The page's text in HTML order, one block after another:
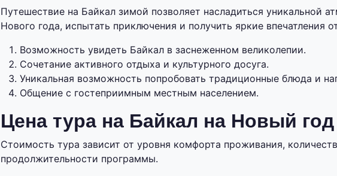
Путешествие на Байкал зимой позволяет насладиться уникальной
Нового года, испытать приключения и получить яркие впечатления
Возможность увидеть Байкал в заснеженном великолепии.
Сочетание активного отдыха и культурного досуга.
Уникальная возможность попробовать традиционные блюда и
Общение с гостеприимным местным населением.
Цена тура на Байкал на Новый год
Стоимость тура зависит от уровня комфорта проживания,
продолжительности программы.